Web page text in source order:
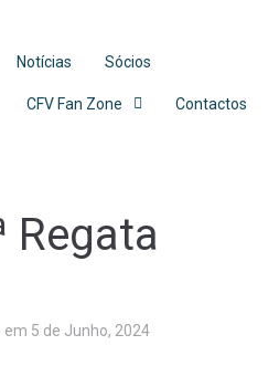
Notícias Sócios
CFV Fan Zone Contactos
Regata
em 5 de Junho, 2024